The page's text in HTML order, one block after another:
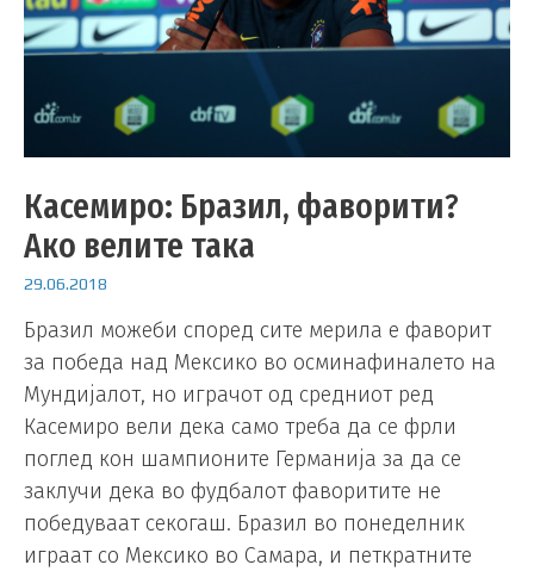
Касемиро: Бразил, фаворити?
Ако велите така
29.06.2018
Бразил можеби според сите мерила е фаворит
за победа над Мексико во осминафиналето на
Мундијалот, но играчот од средниот ред
Касемиро вели дека само треба да се фрли
поглед кон шампионите Германија за да се
заклучи дека во фудбалот фаворитите не
победуваат секогаш. Бразил во понеделник
играат со Мексико во Самара, и петкратните